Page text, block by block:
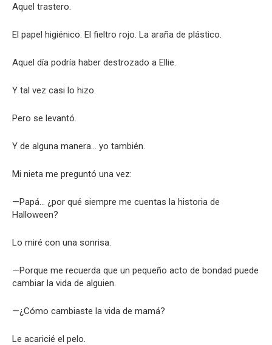
Aquel trastero.
El papel higiénico. El fieltro rojo. La araña de plástico.
Aquel día podría haber destrozado a Ellie.
Y tal vez casi lo hizo.
Pero se levantó.
Y de alguna manera… yo también.
Mi nieta me preguntó una vez:
—Papá… ¿por qué siempre me cuentas la historia de
Halloween?
Lo miré con una sonrisa.
—Porque me recuerda que un pequeño acto de bondad puede
cambiar la vida de alguien.
—¿Cómo cambiaste la vida de mamá?
Le acaricié el pelo.